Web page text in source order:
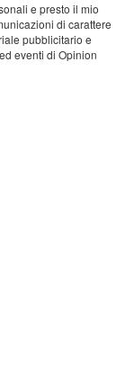
e presto il mio
di carattere
pubblicitario e
eventi di Opinion